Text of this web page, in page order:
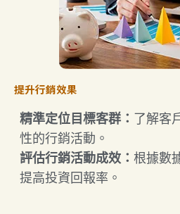
提升行銷效果
精準定位目標客群：​ 了解客
性的行銷活動。​
​評估行銷活動成效：​根據數
提高投資回報率。